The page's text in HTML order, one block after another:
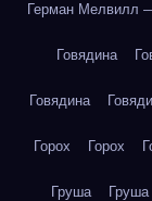
Герман Мелвилл
Говядина
Говядина
Горох Горох
Груша Груша